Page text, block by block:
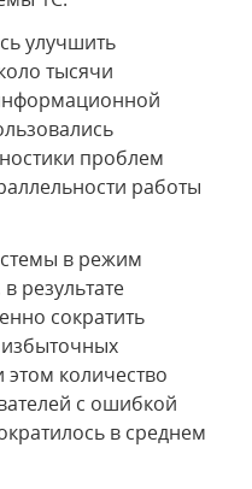
улучшить
тысячи
проблем
работы
в режим
результате
сократить
количество
с ошибкой
в среднем